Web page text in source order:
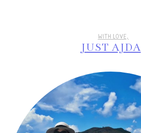
WITH LOVE,
JUST AJDA